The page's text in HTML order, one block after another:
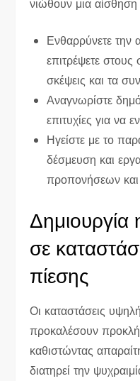
νιώθουν μια αίσθηση
Ενθαρρύνετε την
επιτρέψετε
σκέψεις και τα
Αναγνωρίστε
επιτυχίες για να
Ηγείστε με το
δέσμευση και
προπονήσεων
Δημιουργία
σε
πίεσης
Οι καταστάσεις
προκαλέσουν
καθιστώντας
διατηρεί την